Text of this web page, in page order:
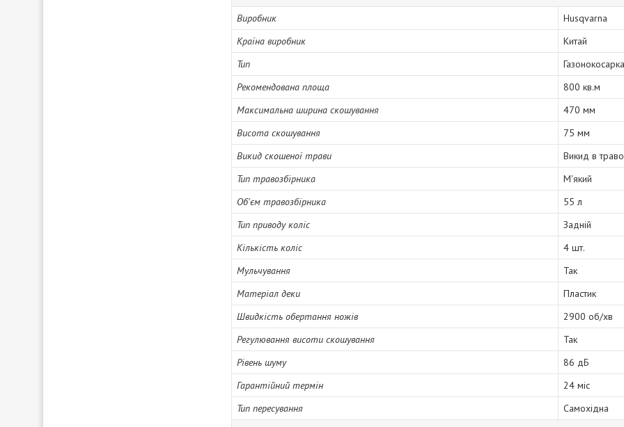
Виробник
Husqvarna
Країна виробник
Китай
Тип
Газонокосарка
Рекомендована площа
800 кв.м
Максимальна ширина скошування
470 мм
Висота скошування
75 мм
Викид скошеної трави
Викид в
Тип травозбірника
М'який
Об'єм травозбірника
55 л
Тип приводу коліс
Задній
Кількість коліс
4 шт.
Мульчування
Так
Матеріал деки
Пластик
Швидкість обертання ножів
2900 об/хв
Регулювання висоти скошування
Так
Рівень шуму
86 дБ
Гарантійний термін
24 міс
Тип пересування
Самохідна